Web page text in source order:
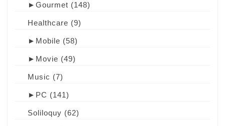
► Gourmet (148)
Healthcare (9)
► Mobile (58)
► Movie (49)
Music (7)
► PC (141)
Soliloquy (62)